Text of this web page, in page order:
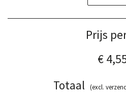
Prijs
€
Totaal
(excl.